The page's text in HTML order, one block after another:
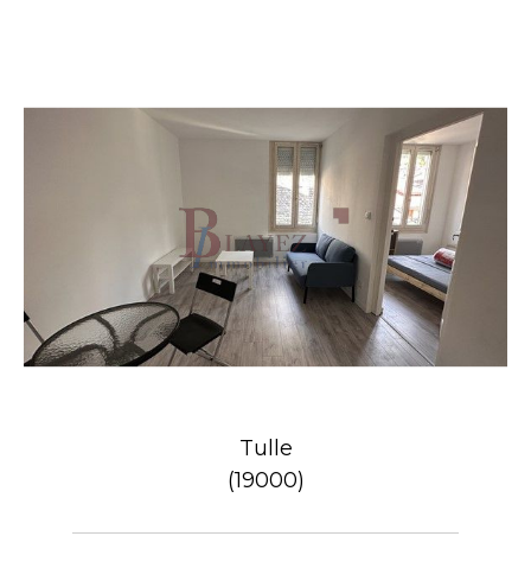
Tulle
(19000)